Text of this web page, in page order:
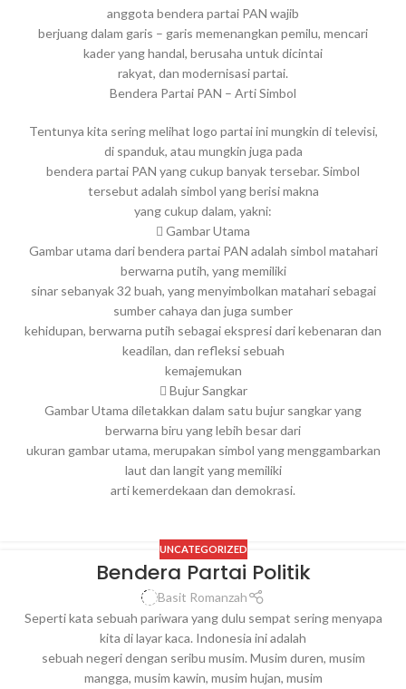
anggota bendera partai PAN wajib
berjuang dalam garis – garis memenangkan pemilu, mencari
kader yang handal, berusaha untuk dicintai
rakyat, dan modernisasi partai.
Bendera Partai PAN – Arti Simbol
Tentunya kita sering melihat logo partai ini mungkin di televisi,
di spanduk, atau mungkin juga pada
bendera partai PAN yang cukup banyak tersebar. Simbol
tersebut adalah simbol yang berisi makna
yang cukup dalam, yakni:
 Gambar Utama
Gambar utama dari bendera partai PAN adalah simbol matahari
berwarna putih, yang memiliki
sinar sebanyak 32 buah, yang menyimbolkan matahari sebagai
sumber cahaya dan juga sumber
kehidupan, berwarna putih sebagai ekspresi dari kebenaran dan
keadilan, dan refleksi sebuah
kemajemukan
 Bujur Sangkar
Gambar Utama diletakkan dalam satu bujur sangkar yang
berwarna biru yang lebih besar dari
ukuran gambar utama, merupakan simbol yang menggambarkan
laut dan langit yang memiliki
arti kemerdekaan dan demokrasi.
UNCATEGORIZED
Bendera Partai Politik
Basit Romanzah
Seperti kata sebuah pariwara yang dulu sempat sering menyapa
kita di layar kaca. Indonesia ini adalah
sebuah negeri dengan seribu musim. Musim duren, musim
mangga, musim kawin, musim hujan, musim